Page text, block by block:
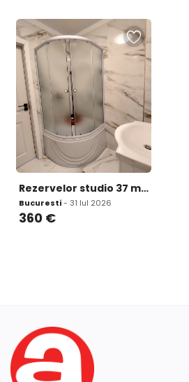
Rezervelor studio 37 mp nou mobilat etaj 4 lift situat langa Penny Market
Bucuresti- 31 Iul 2026
360 €